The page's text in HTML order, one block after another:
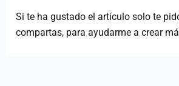
Si te ha gustado el artículo solo te
compartas, para ayudarme a crear